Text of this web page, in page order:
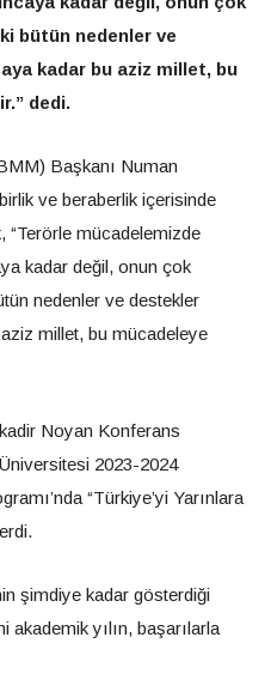
bütün nedenler ve
kadar bu aziz millet, bu
dedi.
Başkanı Numan
ve beraberlik içerisinde
“​​​​​​​Terörle mücadelemizde
kadar değil, onun çok
nedenler ve destekler
millet, bu mücadeleye
Noyan Konferans
2023-2024
“Türkiye’yi Yarınlara
şimdiye kadar gösterdiği
akademik yılın, başarılarla